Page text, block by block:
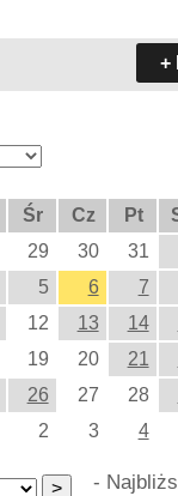
+
Śr Cz Pt
29 30 31
5 6 7
12 13 14
19 20 21
26 27 28
2 3 4
-